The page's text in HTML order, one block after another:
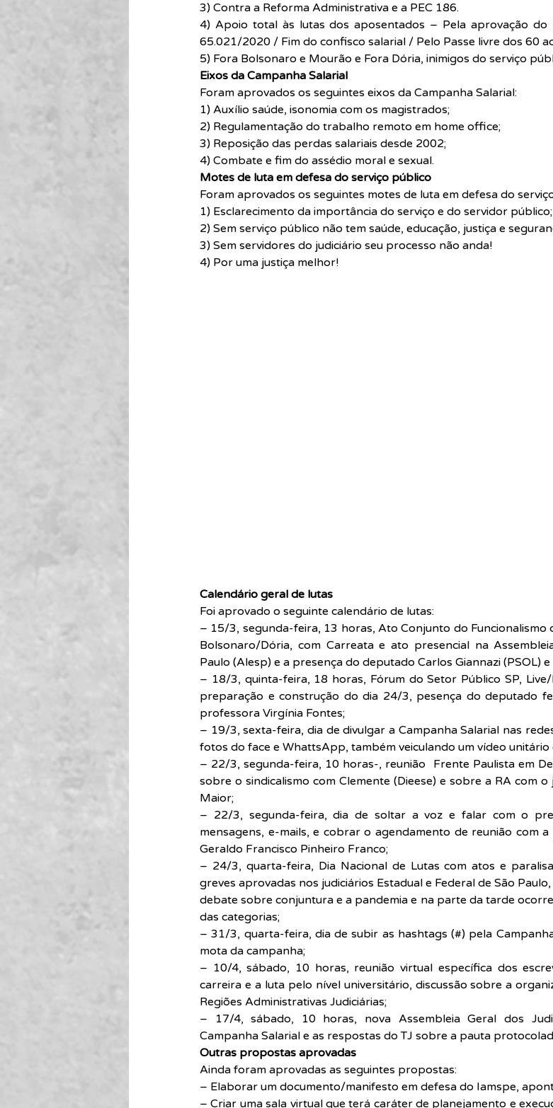
3) Contra a Reforma Administrativa e a PEC 186.
4) Apoio total às lutas dos aposentados – Pela aprovação
65.021/2020 / Fim do confisco salarial / Pelo Passe livre dos 60
5) Fora Bolsonaro e Mourão e Fora Dória, inimigos do serviço
Eixos da Campanha Salarial
Foram aprovados os seguintes eixos da Campanha Salarial:
1) Auxílio saúde, isonomia com os magistrados;
2) Regulamentação do trabalho remoto em home office;
3) Reposição das perdas salariais desde 2002;
4) Combate e fim do assédio moral e sexual.
Motes de luta em defesa do serviço público
Foram aprovados os seguintes motes de luta em defesa do
1) Esclarecimento da importância do serviço e do servidor público;
2) Sem serviço público não tem saúde, educação, justiça e
3) Sem servidores do judiciário seu processo não anda!
4) Por uma justiça melhor!
Calendário geral de lutas
Foi aprovado o seguinte calendário de lutas:
– 15/3, segunda-feira, 13 horas, Ato Conjunto do Funcionalismo
Bolsonaro/Dória, com Carreata e ato presencial na
Paulo (Alesp) e a presença do deputado Carlos Giannazi (PSOL)
– 18/3, quinta-feira, 18 horas, Fórum do Setor Público SP,
preparação e construção do dia 24/3, pesença do deputado
professora Virgínia Fontes;
– 19/3, sexta-feira, dia de divulgar a Campanha Salarial nas
fotos do face e WhattsApp, também veiculando um vídeo unitário
– 22/3, segunda-feira, 10 horas-, reunião  Frente Paulista em
sobre o sindicalismo com Clemente (Dieese) e sobre a RA com
Maior;
– 22/3, segunda-feira, dia de soltar a voz e falar com o
mensagens, e-mails, e cobrar o agendamento de reunião com
Geraldo Francisco Pinheiro Franco;
– 24/3, quarta-feira, Dia Nacional de Lutas com atos e
greves aprovadas nos judiciários Estadual e Federal de São
debate sobre conjuntura e a pandemia e na parte da tarde
das categorias;
– 31/3, quarta-feira, dia de subir as hashtags (#) pela
mota da campanha;
– 10/4, sábado, 10 horas, reunião virtual específica dos
carreira e a luta pelo nível universitário, discussão sobre a
Regiões Administrativas Judiciárias;
– 17/4, sábado, 10 horas, nova Assembleia Geral dos
Campanha Salarial e as respostas do TJ sobre a pauta
Outras propostas aprovadas
Ainda foram aprovadas as seguintes propostas:
– Elaborar um documento/manifesto em defesa do Iamspe,
– Criar uma sala virtual que terá caráter de planejamento e